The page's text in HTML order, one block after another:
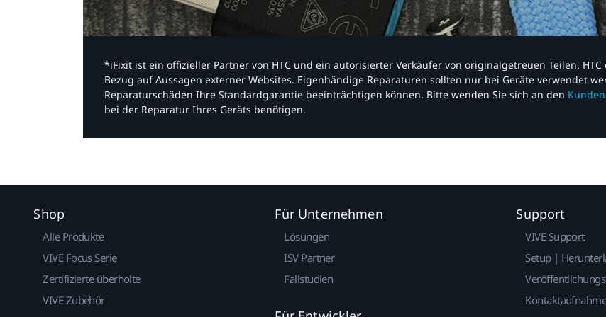
*iFixit ist ein offizieller Partner von HTC und ein autorisierter Verkäufer von originalgetreuen Teilen.
Bezug auf Aussagen externer Websites. Eigenhändige Reparaturen sollten nur bei Geräte verwendet
Reparaturschäden Ihre Standardgarantie beeinträchtigen können. Bitte wenden Sie sich an den
bei der Reparatur Ihres Geräts benötigen.​
Shop
Alle Produkte
VIVE Focus Serie
Zertifizierte überholte
VIVE Zubehör
Für Unternehmen
Lösungen
ISV Partner
Fallstudien
Support
VIVE Support
Setup |